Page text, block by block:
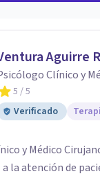
Aguirre
Clínico y
5 / 5
Verificado
y Médico
a la atención de